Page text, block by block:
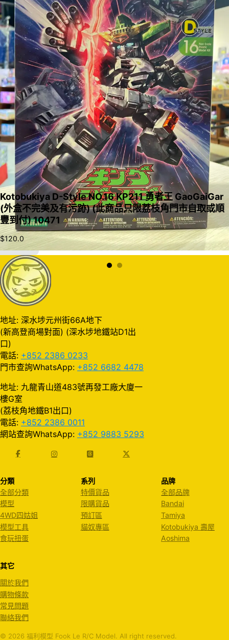
入購物車
Kotobukiya D-Style NO.16 KP211 勇者王 GaoGaiGar
(外盒不完美及有污跡) (此商品只限荔枝角門市自取或順
豐到付) 10471
$120.0
地址: 深水埗元州街66A地下
(新高登商場對面) (深水埗地鐵站D1出
口)
電話: +852 2386 0233
門市查詢WhatsApp: +852 6682 4478
地址: 九龍青山道483號再發工廠大廈一
樓G室
(荔枝角地鐵B1出口)
電話: +852 2386 0011
網站查詢WhatsApp: +852 9883 5293
分類
全部分類
模型
4WD四姑姐
模型工具
食玩扭蛋
系列
特價貨品
限購貨品
預訂區
貓奴專區
品牌
全部品牌
Bandai
Tamiya
Kotobukiya 壽屋
Aoshima
其它
關於我們
購物條款
常見問題
聯絡我們
© 2026 福利模型 Fook Le R/C Model. All right reserved.